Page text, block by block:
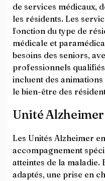
de services médicaux,
les résidents. Les
fonction du type de
médicale et
besoins des seniors,
professionnels
incluent des
le bien-être des
Unité Alzheimer
Les Unités Alzheimer
accompagnement
atteintes de la maladie.
adaptés, une prise en